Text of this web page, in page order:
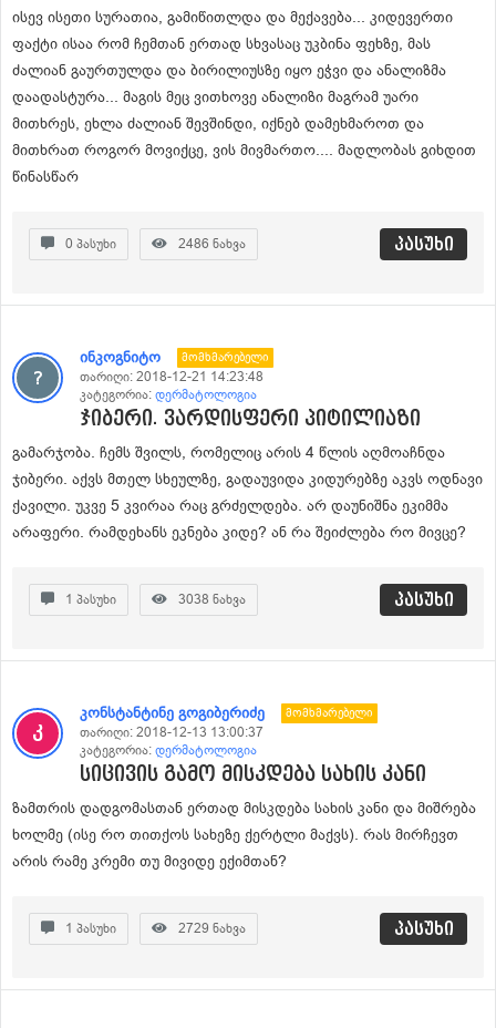
ისევ ისეთი სურათია, გამიწითლდა და მექავება... კიდევერთი
ფაქტი ისაა რომ ჩემთან ერთად სხვასაც უკბინა ფეხზე, მას
ძალიან გაურთულდა და ბირილიუსზე იყო ეჭვი და ანალიზმა
დაადასტურა... მაგის მეც ვითხოვე ანალიზი მაგრამ უარი
მითხრეს, ეხლა ძალიან შევშინდი, იქნებ დამეხმაროთ და
მითხრათ როგორ მოვიქცე, ვის მივმართო.... მადლობას გიხდით
წინასწარ
0 პასუხი 2486 ნახვა პასუხი
ინკოგნიტო Მომხმარებელი
თარიღი: 2018-12-21 14:23:48
კატეგორია: დერმატოლოგია
ჯიბერი. ვარდისფერი პიტილიაზი
გამარჯობა. ჩემს შვილს, რომელიც არის 4 წლის აღმოაჩნდა
ჯიბერი. აქვს მთელ სხეულზე, გადაუვიდა კიდურებზე აკვს ოდნავი
ქავილი. უკვე 5 კვირაა რაც გრძელდება. არ დაუნიშნა ეკიმმა
არაფერი. რამდეხანს ეკნება კიდე? ან რა შეიძლება რო მივცე?
1 პასუხი 3038 ნახვა პასუხი
კონსტანტინე გოგიბერიძე Მომხმარებელი
თარიღი: 2018-12-13 13:00:37
კატეგორია: დერმატოლოგია
სიცივის გამო მისკდება სახის კანი
ზამთრის დადგომასთან ერთად მისკდება სახის კანი და მიშრება
ხოლმე (ისე რო თითქოს სახეზე ქერტლი მაქვს). რას მირჩევთ
არის რამე კრემი თუ მივიდე ექიმთან?
1 პასუხი 2729 ნახვა პასუხი